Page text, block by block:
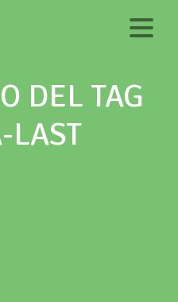
DEL TAG
LAST